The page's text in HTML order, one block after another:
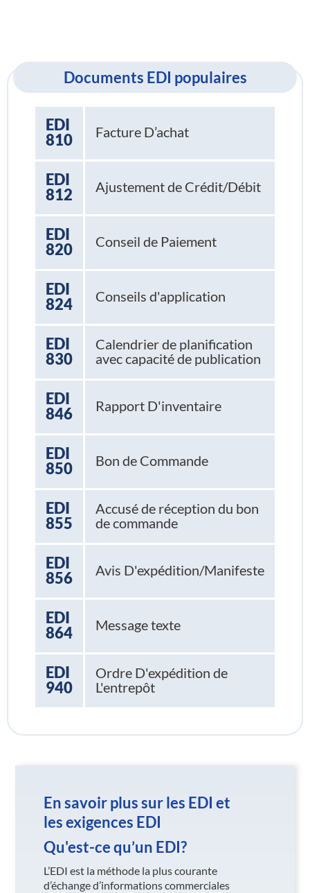
Documents EDI populaires
EDI
810
Facture D’achat
EDI
812
Ajustement de Crédit/Débit
EDI
820
Conseil de Paiement
EDI
824
Conseils d'application
EDI
830
Calendrier de planification
avec capacité de publication
EDI
846
Rapport D'inventaire
EDI
850
Bon de Commande
EDI
855
Accusé de réception du bon
de commande
EDI
856
Avis D'expédition/Manifeste
EDI
864
Message texte
EDI
940
Ordre D'expédition de
L'entrepôt
En savoir plus sur les EDI et
les exigences EDI
Qu'est-ce qu’un EDI?
L’EDI est la méthode la plus courante
d’échange d’informations commerciales